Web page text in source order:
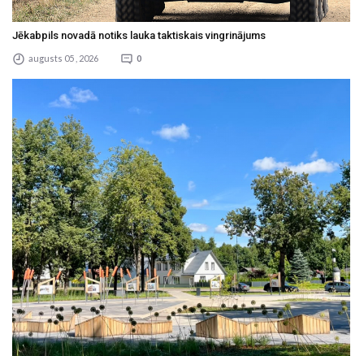
Jēkabpils novadā notiks lauka taktiskais vingrinājums
augusts 05 , 2026 0